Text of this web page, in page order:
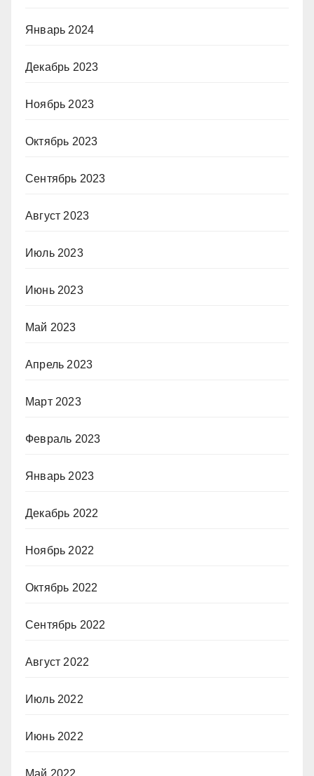
Январь 2024
Декабрь 2023
Ноябрь 2023
Октябрь 2023
Сентябрь 2023
Август 2023
Июль 2023
Июнь 2023
Май 2023
Апрель 2023
Март 2023
Февраль 2023
Январь 2023
Декабрь 2022
Ноябрь 2022
Октябрь 2022
Сентябрь 2022
Август 2022
Июль 2022
Июнь 2022